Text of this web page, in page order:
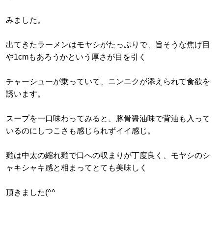
みました。
出てきたラーメンはモヤシがたっぷりで、旨そうな焦げ目
や1cmもあろうかという厚さが目を引く
チャーシューが乗っていて、ニンニクが添えられて食欲を
誘います。
スープを一口味わってみると、豚骨醤油味で背油も入って
いるのにしつこさも感じられずイイ感じ。
麺は中太の縮れ麺で口への収まりが丁度良く、モヤシのシ
ャキシャキ感と相まってとても美味しく
頂きました(^^